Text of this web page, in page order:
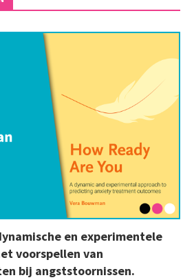
en experimentele
voorspellen van
bij angststoornissen.